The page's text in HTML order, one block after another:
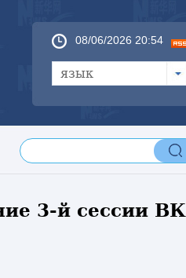
08/06/2026 20:54
язык
3-й сессии ВК